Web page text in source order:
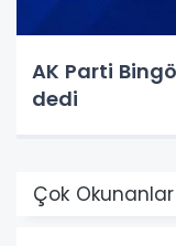
AK Parti
dedi
Çok Okunanlar